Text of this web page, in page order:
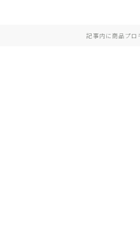
記事内に商品プ